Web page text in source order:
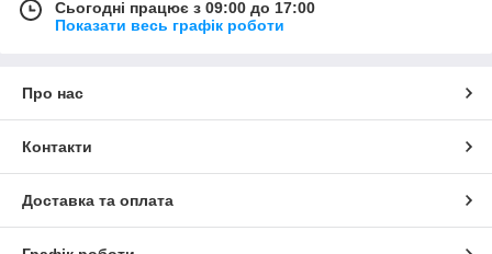
Сьогодні працює з 09:00 до 17:00
Показати весь графік роботи
Про нас
Контакти
Доставка та оплата